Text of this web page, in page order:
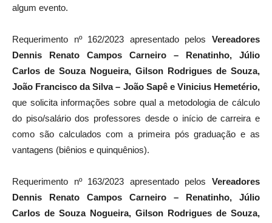
algum evento.
Requerimento nº 162/2023 apresentado pelos Vereadores
Dennis Renato Campos Carneiro – Renatinho, Júlio
Carlos de Souza Nogueira, Gilson Rodrigues de Souza,
João Francisco da Silva – João Sapê e Vinicius Hemetério,
que solicita informações sobre qual a metodologia de cálculo
do piso/salário dos professores desde o início de carreira e
como são calculados com a primeira pós graduação e as
vantagens (biênios e quinquênios).
Requerimento nº 163/2023 apresentado pelos Vereadores
Dennis Renato Campos Carneiro – Renatinho, Júlio
Carlos de Souza Nogueira, Gilson Rodrigues de Souza,